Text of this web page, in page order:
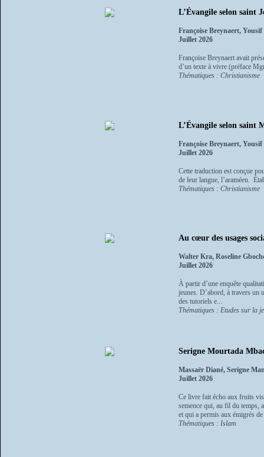
L’Évangile selon saint
Françoise Breynaert,
Juillet 2026
Françoise Breynaert avait
d’un texte à vivre (préface
Thématiques : Christianisme
L’Évangile selon saint
Françoise Breynaert,
Juillet 2026
Cette traduction est conçue
de leur langue, l’araméen.
Thématiques : Christianisme
Au cœur des usages
Walter Kra, Roseline
Juillet 2026
À partir d’une enquête
jeunes. D’abord, à travers un
des tutoriels e...
Thématiques : Etudes sur la
Serigne Mourtada
Massaër Diané, Serigne
Juillet 2026
Ce livre fait écho aux fruits
semence qui, au fil du temps,
et qui a permis aux émigrés
Thématiques : Islam